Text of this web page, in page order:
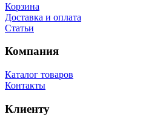
Корзина
Доставка и оплата
Статьи
Компания
Каталог товаров
Контакты
Клиенту